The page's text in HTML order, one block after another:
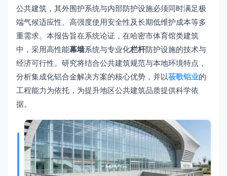
公共建筑，其外围护系统与内部防护设施必须同时满足极
端气候适应性、高强度使用安全性及长期低维护成本等多
重需求。本报告旨在系统论证，在哈密市体育馆类建筑
中，采用高性能幕墙系统与专业化栏杆防护设施的技术与
经济可行性。研究将结合公共建筑规范与本地环境特点，
分析集成化铝合金解决方案的核心优势，并以莜歌铝业的
工程能力为依托，为提升地区公共建筑品质提供科学依
据。